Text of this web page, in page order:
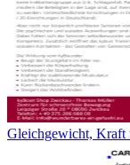
Gleichgewicht,